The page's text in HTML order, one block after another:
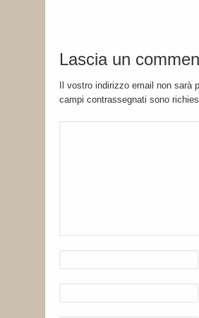
Lascia un
Il vostro indirizzo email non sarà
campi contrassegnati sono